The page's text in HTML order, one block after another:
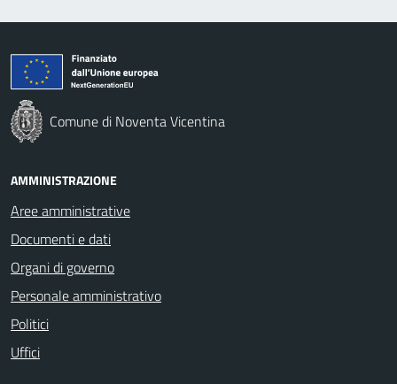
Comune di Noventa Vicentina
AMMINISTRAZIONE
Aree amministrative
Documenti e dati
Organi di governo
Personale amministrativo
Politici
Uffici